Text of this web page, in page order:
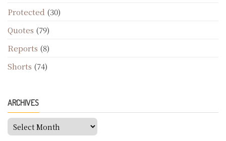
Protected (30)
Quotes (79)
Reports (8)
Shorts (74)
ARCHIVES
Archives